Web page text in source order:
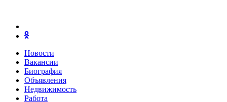
Новости
Вакансии
Биография
Объявления
Недвижимость
Работа